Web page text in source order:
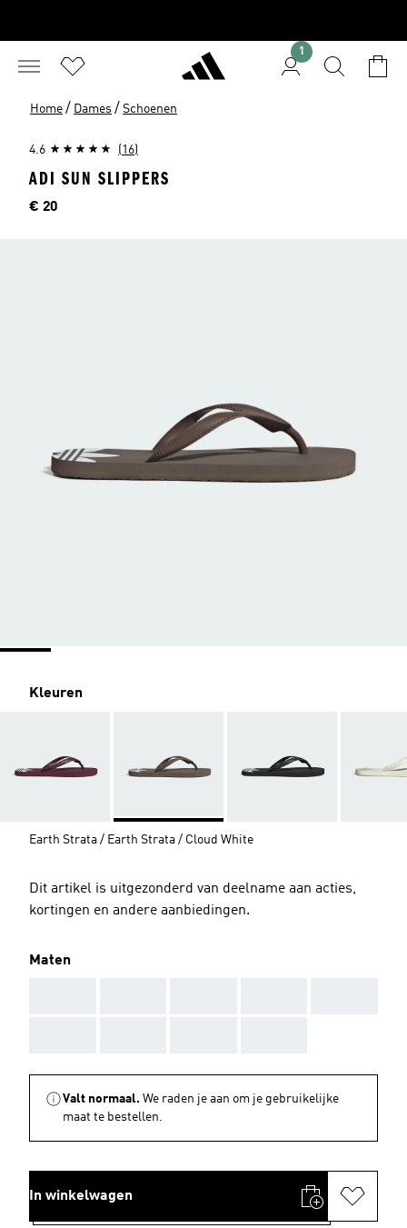
1
Home / Dames / Schoenen
4.6 (16)
ADI SUN SLIPPERS
Price
€ 20
Kleuren
Earth Strata / Earth Strata / Cloud White
Dit artikel is uitgezonderd van deelname aan acties,
kortingen en andere aanbiedingen.
Maten
Valt normaal. We raden je aan om je gebruikelijke
maat te bestellen.
In winkelwagen